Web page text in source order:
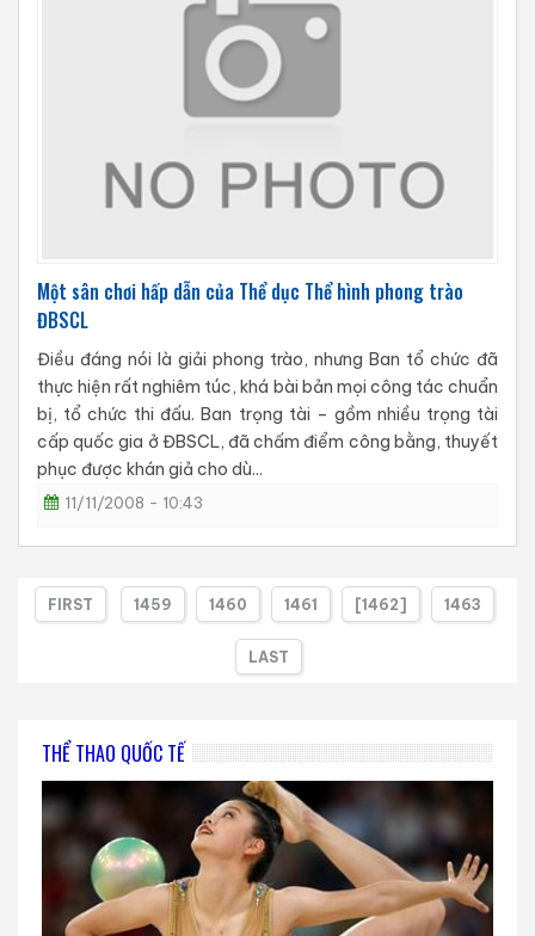
Một sân chơi hấp dẫn của Thể dục Thể hình phong trào
ĐBSCL
Điều đáng nói là giải phong trào, nhưng Ban tổ chức đã
thực hiện rất nghiêm túc, khá bài bản mọi công tác chuẩn
bị, tổ chức thi đấu. Ban trọng tài – gồm nhiều trọng tài
cấp quốc gia ở ĐBSCL, đã chấm điểm công bằng, thuyết
phục được khán giả cho dù...
11/11/2008 - 10:43
FIRST 1459 1460 1461 [1462] 1463
LAST
THỂ THAO QUỐC TẾ